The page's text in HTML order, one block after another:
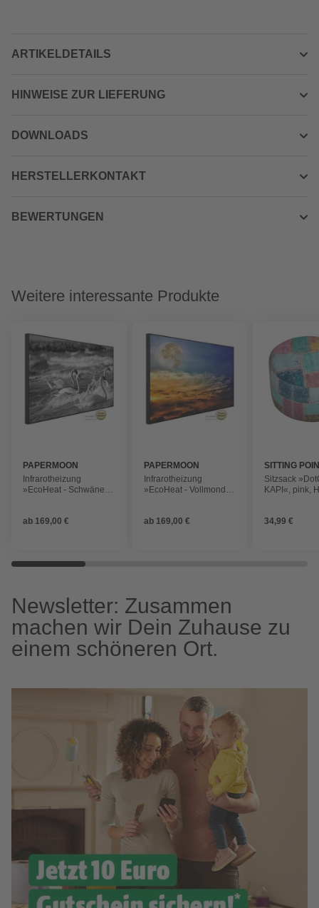
ARTIKELDETAILS
HINWEISE ZUR LIEFERUNG
DOWNLOADS
HERSTELLERKONTAKT
BEWERTUNGEN
Weitere interessante Produkte
PAPERMOON
Infrarotheizung
»EcoHeat - Schwäne
ab 169,00 €
PAPERMOON
Infrarotheizung
»EcoHeat - Vollmond
ab 169,00 €
SITTING
Sitzsack
KAPI«, pink,
34,99 €
Newsletter: Zusammen
machen wir Dein Zuhause zu
einem schöneren Ort.